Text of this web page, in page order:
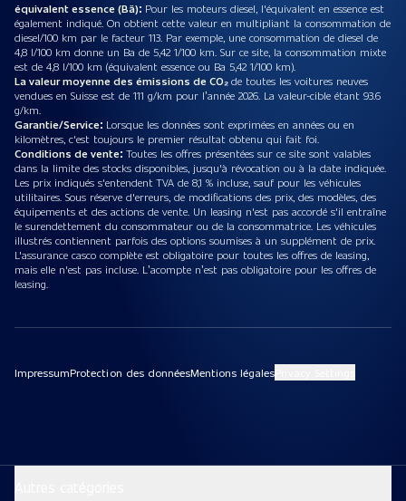
équivalent essence (Bä): Pour les moteurs diesel, l'équivalent en essence est
également indiqué. On obtient cette valeur en multipliant la consommation de
diesel/100 km par le facteur 113. Par exemple, une consommation de diesel de
4,8 l/100 km donne un Ba de 5,42 1/100 km. Sur ce site, la consommation mixte
est de 4,8 l/100 km (équivalent essence ou Ba 5,42 1/100 km).
La valeur moyenne des émissions de CO₂de toutes les voitures neuves
vendues en Suisse est de 111 g/km pour l’année 2026. La valeur-cible étant 93.6
g/km.
Garantie/Service: Lorsque les données sont exprimées en années ou en
kilomètres, c'est toujours le premier résultat obtenu qui fait foi.
Conditions de vente: Toutes les offres présentées sur ce site sont valables
dans la limite des stocks disponibles, jusqu'à révocation ou à la date indiquée.
Les prix indiqués s'entendent TVA de 8,1 % incluse, sauf pour les véhicules
utilitaires. Sous réserve d'erreurs, de modifications des prix, des modèles, des
équipements et des actions de vente. Un leasing n'est pas accordé s'il entraîne
le surendettement du consommateur ou de la consommatrice. Les véhicules
illustrés contiennent parfois des options soumises à un supplément de prix.
L'assurance casco complète est obligatoire pour toutes les offres de leasing,
mais elle n'est pas incluse. L’acompte n’est pas obligatoire pour les offres de
leasing.
ImpressumProtection des donnéesMentions légales